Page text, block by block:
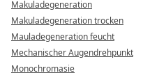
Makuladegeneration
Makuladegeneration trocken
Mauladegeneration feucht
Mechanischer Augendrehpunkt
Monochromasie